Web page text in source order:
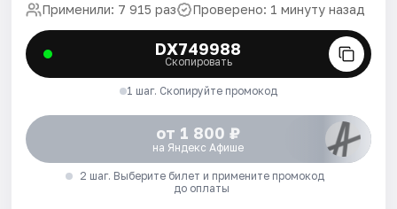
Применили: 7 915 раз Проверено: 1 минуту назад
DX749988
Скопировать
1 шаг. Скопируйте промокод
от 1 800 ₽
на Яндекс Афише
2 шаг. Выберите билет и примените промокод
до оплаты